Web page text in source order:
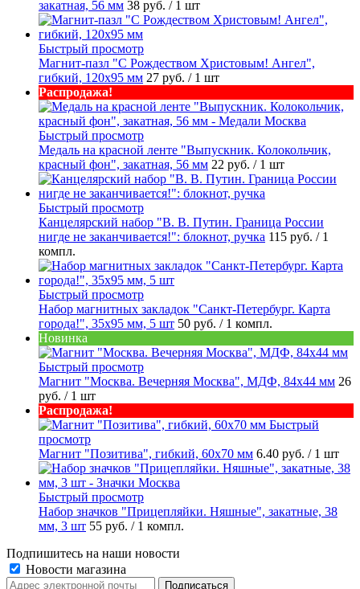
закатная, 56 мм 38 руб. / 1 шт
Быстрый просмотр
Магнит-пазл "С Рождеством Христовым! Ангел",
гибкий, 120х95 мм 27 руб. / 1 шт
Распродажа!
Быстрый просмотр
Медаль на красной ленте "Выпускник. Колокольчик,
красный фон", закатная, 56 мм 22 руб. / 1 шт
Быстрый просмотр
Канцелярский набор "В. В. Путин. Граница России
нигде не заканчивается!": блокнот, ручка 115 руб. / 1
компл.
Быстрый просмотр
Набор магнитных закладок "Санкт-Петербург. Карта
города!", 35х95 мм, 5 шт 50 руб. / 1 компл.
Новинка
Быстрый просмотр
Магнит "Москва. Вечерняя Москва", МДФ, 84х44 мм 26
руб. / 1 шт
Распродажа!
Быстрый
просмотр
Магнит "Позитива", гибкий, 60х70 мм 6.40 руб. / 1 шт
Быстрый просмотр
Набор значков "Прицепляйки. Няшные", закатные, 38
мм, 3 шт 55 руб. / 1 компл.
Подпишитесь на наши новости
Новости магазина